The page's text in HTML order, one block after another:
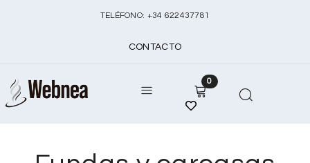
TELÉFONO: +34 622437781
CONTACTO
0